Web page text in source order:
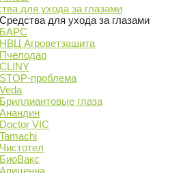
для ухода за глазами
Средства для ухода за глазами
БАРС
НВЦ Агроветзащита
Пчелодар
CLINY
STOP-проблема
Veda
Бриллиантовые глаза
Анандин
Doctor VIC
Tamachi
Чистотел
БиоВакс
Апиценна